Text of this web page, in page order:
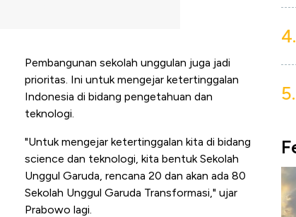
Pembangunan sekolah unggulan juga jadi
prioritas. Ini untuk mengejar ketertinggalan
Indonesia di bidang pengetahuan dan
teknologi.
"Untuk mengejar ketertinggalan kita di bidang
science dan teknologi, kita bentuk Sekolah
Unggul Garuda, rencana 20 dan akan ada 80
Sekolah Unggul Garuda Transformasi," ujar
Prabowo lagi.
4.
5.